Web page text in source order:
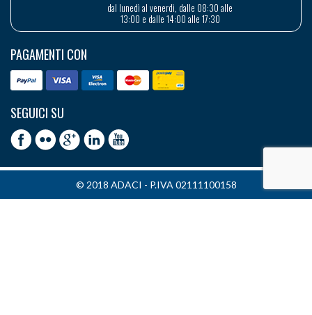
dal lunedì al venerdì, dalle 08:30 alle
13:00 e dalle 14:00 alle 17:30
PAGAMENTI CON
SEGUICI SU
© 2018 ADACI - P.IVA 02111100158